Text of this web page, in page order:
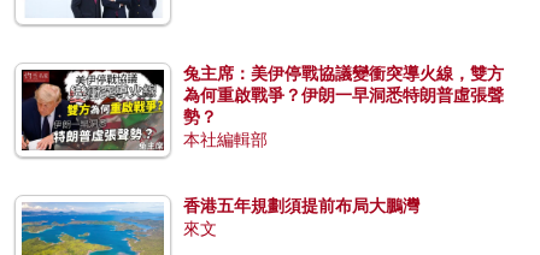
兔主席：美伊停戰協議變衝突導火線，雙方
為何重啟戰爭？伊朗一早洞悉特朗普虛張聲
勢？
本社編輯部
香港五年規劃須提前布局大鵬灣
來文